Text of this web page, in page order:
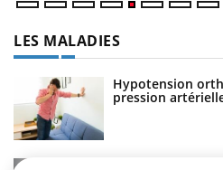
LES MALADIES
Hypotension
pression